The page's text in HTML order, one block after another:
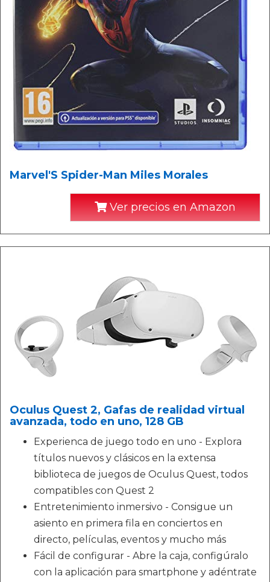
Marvel'S Spider-Man Miles Morales
Ver precios en Amazon
Oculus Quest 2, Gafas de realidad virtual
avanzada, todo en uno, 128 GB
Experienca de juego todo en uno - Explora
títulos nuevos y clásicos en la extensa
biblioteca de juegos de Oculus Quest, todos
compatibles con Quest 2
Entretenimiento inmersivo - Consigue un
asiento en primera fila en conciertos en
directo, películas, eventos y mucho más
Fácil de configurar - Abre la caja, configúralo
con la aplicación para smartphone y adéntrate